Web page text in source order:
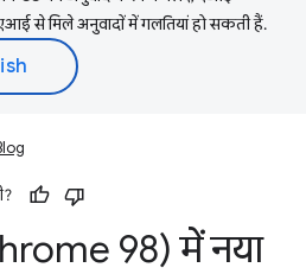
से मिले अनुवादों में गलतियां हो सकती हैं.
98) में नया